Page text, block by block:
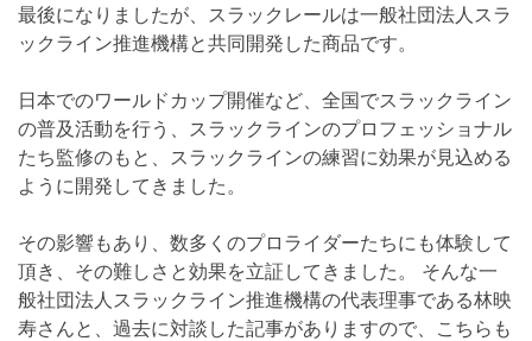
最後になりましたが、スラックレールは一般社団法人スラ
ックライン推進機構と共同開発した商品です。
日本でのワールドカップ開催など、全国でスラックライン
の普及活動を行う、スラックラインのプロフェッショナル
たち監修のもと、スラックラインの練習に効果が見込める
ように開発してきました。
その影響もあり、数多くのプロライダーたちにも体験して
頂き、その難しさと効果を立証してきました。 そんな一
般社団法人スラックライン推進機構の代表理事である林映
寿さんと、過去に対談した記事がありますので、こちらも